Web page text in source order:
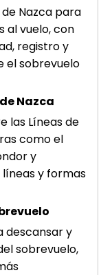
Nazca para
al vuelo, con
registro y
el sobrevuelo
Nazca
las Líneas de
como el
y
y formas
descansar y
sobrevuelo,